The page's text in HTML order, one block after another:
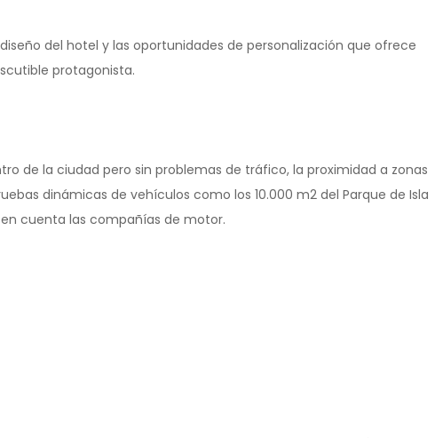
del hotel y las oportunidades de personalización que ofrece
protagonista.
de la ciudad pero sin problemas de tráfico, la proximidad a zonas
dinámicas de vehículos como los 10.000 m2 del Parque de Isla
cuenta las compañías de motor.